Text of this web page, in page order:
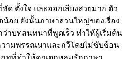
ด ตั้งใจ และออกเสียงสวยมาก ตัว
น้อย ดังนั้นภาษาส่วนใหญ่ของเรื่อง
ว่าบทสนทนาที่พูดเร็ว ทำให้ผู้เริ่มต้น
วามพรรณนาและกวีโดยไม่ซับซ้อน
ภทที่ทำให้คุณตกหลุมรักภาษา